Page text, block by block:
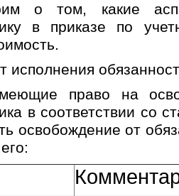
о том, какие
в приказе по
исполнения
право на
в соответствии со
освобождение от